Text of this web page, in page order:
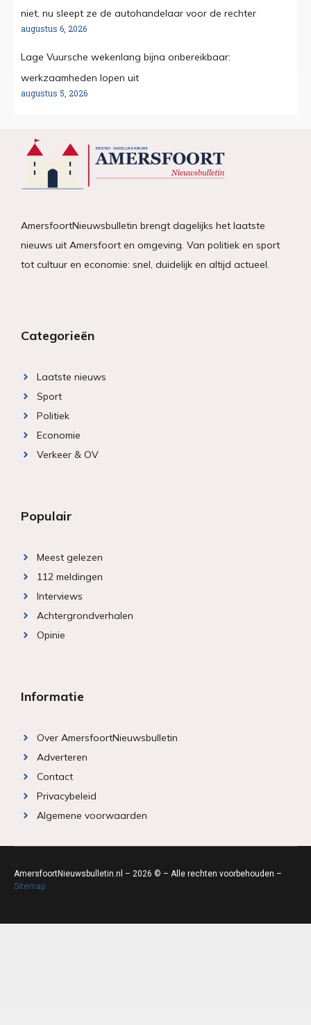
niet, nu sleept ze de autohandelaar voor de rechter
augustus 6, 2026
Lage Vuursche wekenlang bijna onbereikbaar:
werkzaamheden lopen uit
augustus 5, 2026
AmersfoortNieuwsbulletin brengt dagelijks het laatste
nieuws uit Amersfoort en omgeving. Van politiek en sport
tot cultuur en economie: snel, duidelijk en altijd actueel.
Categorieën
Laatste nieuws
Sport
Politiek
Economie
Verkeer & OV
Populair
Meest gelezen
112 meldingen
Interviews
Achtergrondverhalen
Opinie
Informatie
Over AmersfoortNieuwsbulletin
Adverteren
Contact
Privacybeleid
Algemene voorwaarden
AmersfoortNieuwsbulletin.nl – 2026 © – Alle rechten voorbehouden –
Sitemap